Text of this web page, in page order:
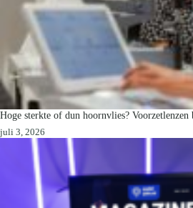
Hoge sterkte of dun hoornvlies? Voorzetlenzen
juli 3, 2026